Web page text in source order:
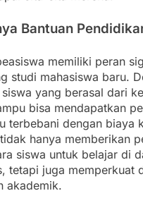
Bantuan
memiliki peran
studi mahasiswa baru.
yang berasal dari
bisa mendapatkan
terbebani dengan biaya
hanya memberikan
siswa untuk belajar di
tetapi juga memperkuat
akademik.